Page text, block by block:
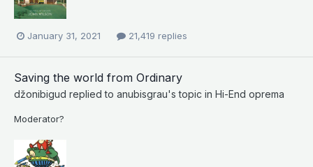
January 31, 2021 21,419 replies
Saving the world from Ordinary
džonibigud replied to anubisgrau's topic in Hi-End oprema
Moderator?